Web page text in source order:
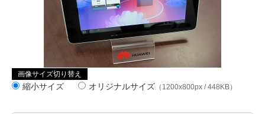
画像サイズ切り替え
縮小サイズ オリジナルサイズ （1200x800px / 448KB）